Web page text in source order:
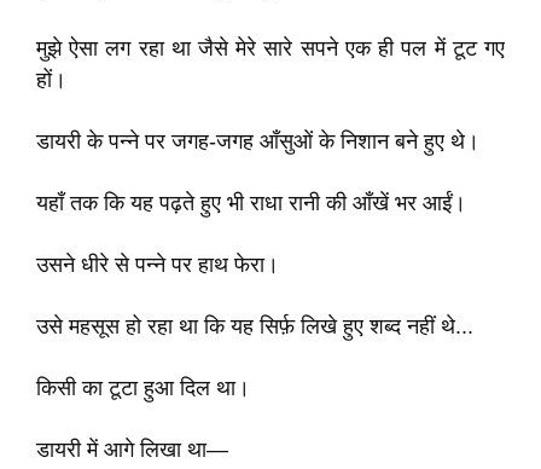
मुझे ऐसा लग रहा था जैसे मेरे सारे सपने एक ही पल में टूट गए
हों।
डायरी के पन्ने पर जगह-जगह आँसुओं के निशान बने हुए थे।
यहाँ तक कि यह पढ़ते हुए भी राधा रानी की आँखें भर आईं।
उसने धीरे से पन्ने पर हाथ फेरा।
उसे महसूस हो रहा था कि यह सिर्फ़ लिखे हुए शब्द नहीं थे...
किसी का टूटा हुआ दिल था।
डायरी में आगे लिखा था—